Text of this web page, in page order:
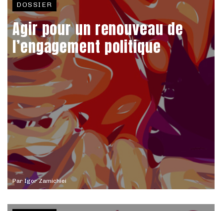
Par Igor Zamichiei
DOSSIER
Agir pour un renouveau de
l’engagement politique